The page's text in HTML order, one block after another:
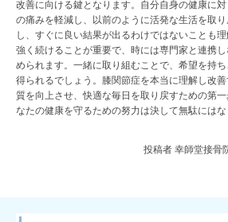
改善に向ける鍵となります。自分自身の健康に
の痛みを軽減し、以前のように活発な生活を取
し、すぐに良い結果が出るわけではないことも
強く続けることが重要で、時には専門家と連携
められます。一緒に取り組むことで、希望を持
得られるでしょう。膝関節症を本当に理解し改
質を向上させ、快適な毎日を取り戻すための第
なたの健康を守るための努力は決して無駄にはな
投稿者 幸師堂接骨